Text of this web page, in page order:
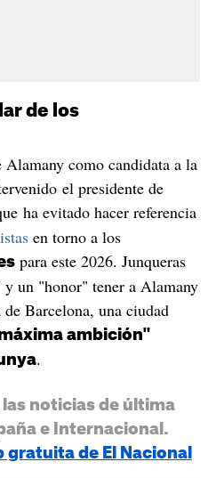
de los
como candidata a la
el presidente de
ha evitado hacer referencia
en torno a los
para este 2026. Junqueras
y un "honor" tener a Alamany
Barcelona, una ciudad
ambición"
.
noticias de última
e Internacional.
gratuita de El Nacional